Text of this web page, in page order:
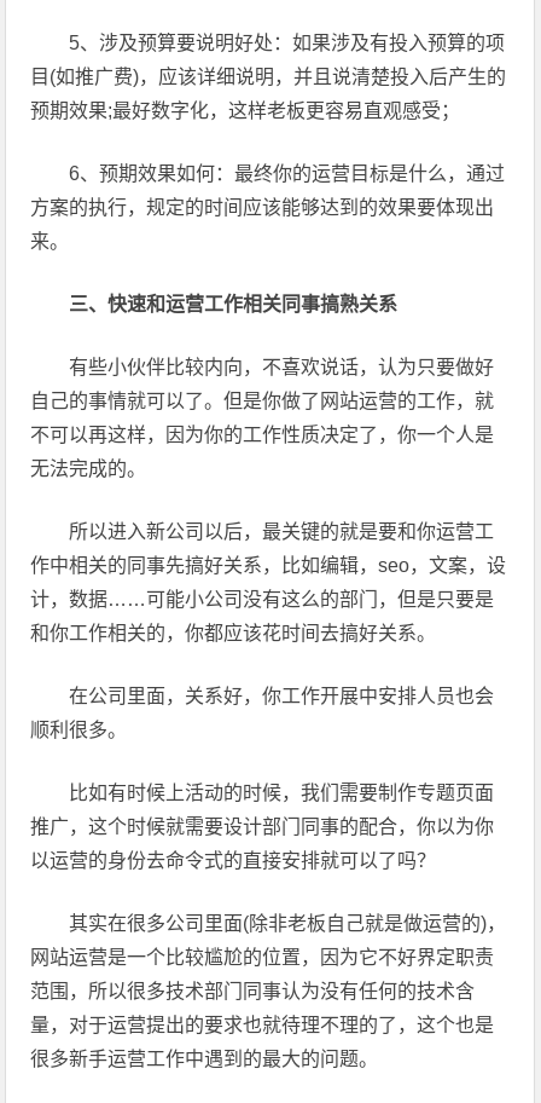
5、涉及预算要说明好处：如果涉及有投入预算的项
目(如推广费)，应该详细说明，并且说清楚投入后产生的
预期效果;最好数字化，这样老板更容易直观感受；
6、预期效果如何：最终你的运营目标是什么，通过
方案的执行，规定的时间应该能够达到的效果要体现出
来。
三、快速和运营工作相关同事搞熟关系
有些小伙伴比较内向，不喜欢说话，认为只要做好
自己的事情就可以了。但是你做了网站运营的工作，就
不可以再这样，因为你的工作性质决定了，你一个人是
无法完成的。
所以进入新公司以后，最关键的就是要和你运营工
作中相关的同事先搞好关系，比如编辑，seo，文案，设
计，数据……可能小公司没有这么的部门，但是只要是
和你工作相关的，你都应该花时间去搞好关系。
在公司里面，关系好，你工作开展中安排人员也会
顺利很多。
比如有时候上活动的时候，我们需要制作专题页面
推广，这个时候就需要设计部门同事的配合，你以为你
以运营的身份去命令式的直接安排就可以了吗？
其实在很多公司里面(除非老板自己就是做运营的)，
网站运营是一个比较尴尬的位置，因为它不好界定职责
范围，所以很多技术部门同事认为没有任何的技术含
量，对于运营提出的要求也就待理不理的了，这个也是
很多新手运营工作中遇到的最大的问题。